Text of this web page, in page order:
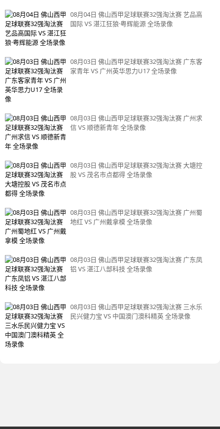
08月04日 佛山西甲足球联赛32强淘汰赛 艺品高
国际 VS 湛江狂狼·粤辉能源 全场录像
08月03日 佛山西甲足球联赛32强淘汰赛 广东客
家青年 VS 广州英华思力U17 全场录像
08月03日 佛山西甲足球联赛32强淘汰赛 广州求
信 VS 顺德新青年 全场录像
08月03日 佛山西甲足球联赛32强淘汰赛 大塘控
股 VS 茂名市点都得 全场录像
08月03日 佛山西甲足球联赛32强淘汰赛 广州蜀
地红 VS 广州戴拿模 全场录像
08月03日 佛山西甲足球联赛32强淘汰赛 广东凤
铝 VS 湛江八部科技 全场录像
08月03日 佛山西甲足球联赛32强淘汰赛 三水乐
民兴健力宝 VS 中国澳门澳科精英 全场录像